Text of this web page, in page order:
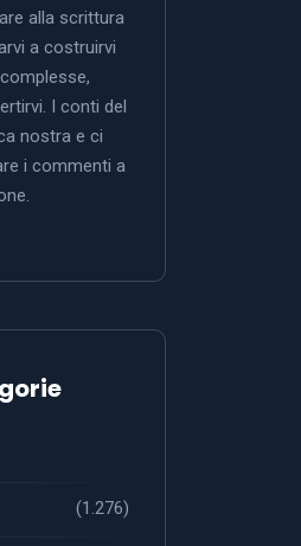
alla scrittura
a costruirvi
I conti del
nostra e ci
i commenti a
(1.276)